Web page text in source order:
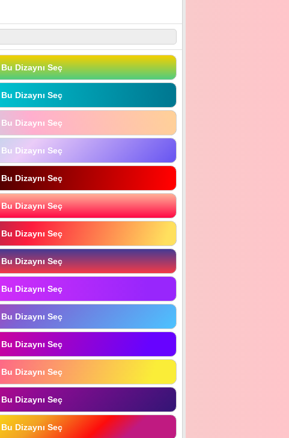
Bu Dizaynı Seç
Bu Dizaynı Seç
Bu Dizaynı Seç
Bu Dizaynı Seç
Bu Dizaynı Seç
Bu Dizaynı Seç
Bu Dizaynı Seç
Bu Dizaynı Seç
Bu Dizaynı Seç
Bu Dizaynı Seç
Bu Dizaynı Seç
Bu Dizaynı Seç
Bu Dizaynı Seç
Bu Dizaynı Seç